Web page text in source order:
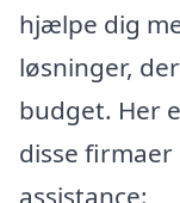
hjælpe dig
løsninger,
budget. Her
disse
assistance: